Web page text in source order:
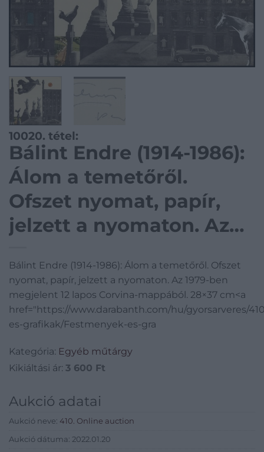
10020. tétel:
Bálint Endre (1914-1986):
Álom a temetőről.
Ofszet nyomat, papír,
jelzett a nyomaton. Az
lapos Corvina-mappából.
28×37 cm
Bálint Endre (1914-1986): Álom a temetőről. Ofszet
nyomat, papír, jelzett a nyomaton. Az 1979-ben
megjelent 12 lapos Corvina-mappából. 28×37 cm<a
href="https://www.darabanth.com/hu/gyorsarveres/
es-grafikak/Festmenyek-es-gra
Kategória: Egyéb műtárgy
Kikiáltási ár: 3 600 Ft
Aukció adatai
Aukció neve: 410. Online auction
Aukció dátuma: 2022.01.20